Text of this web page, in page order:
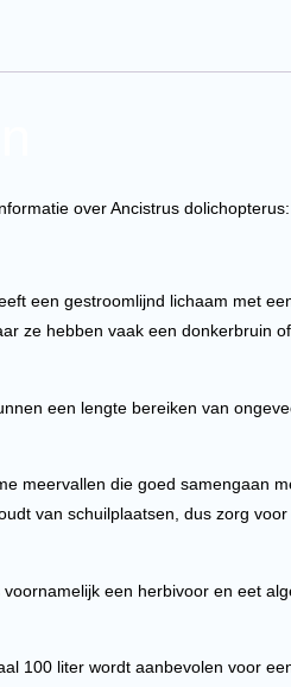
over Ancistrus dolichopterus:
een gestroomlijnd lichaam met
ze hebben vaak een donkerbruin
een lengte bereiken van
meervallen die goed samengaan
van schuilplaatsen, dus zorg
een herbivoor en eet
100 liter wordt aanbevolen voor